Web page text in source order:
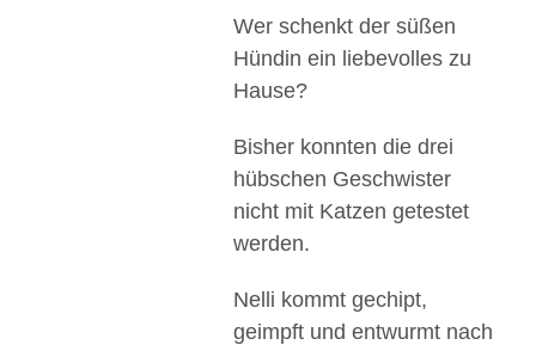
Wer schenkt der süßen
Hündin ein liebevolles zu
Hause?
Bisher konnten die drei
hübschen Geschwister
nicht mit Katzen getestet
werden.
Nelli kommt gechipt,
geimpft und entwurmt nach